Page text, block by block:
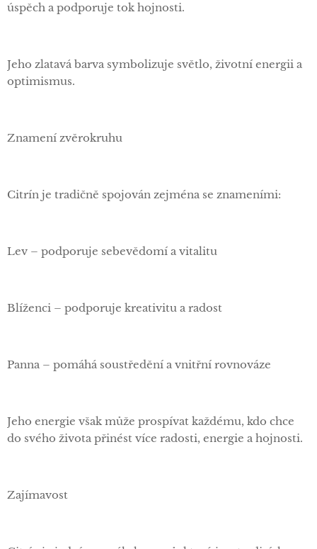
úspěch a podporuje tok hojnosti.
Jeho zlatavá barva symbolizuje světlo, životní energii a
optimismus.
Znamení zvěrokruhu
Citrín je tradičně spojován zejména se znameními:
Lev – podporuje sebevědomí a vitalitu
Blíženci – podporuje kreativitu a radost
Panna – pomáhá soustředění a vnitřní rovnováze
Jeho energie však může prospívat každému, kdo chce
do svého života přinést více radosti, energie a hojnosti.
Zajímavost